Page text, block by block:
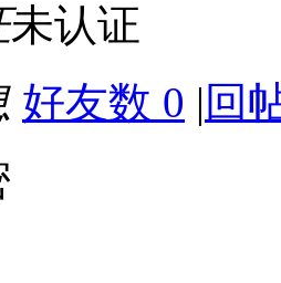
未认证
好友数 0 | 回